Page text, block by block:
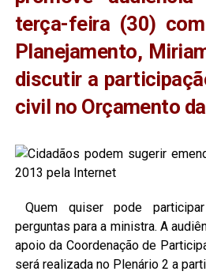
terça-feira (30)
Planejamento,
discutir a
civil no Orçamento
Quem quiser pode
perguntas para a ministra. A
apoio da Coordenação de
será realizada no Plenário 2 a